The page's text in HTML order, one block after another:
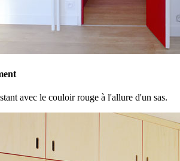
avec le couloir rouge à l'allure d'un sas.